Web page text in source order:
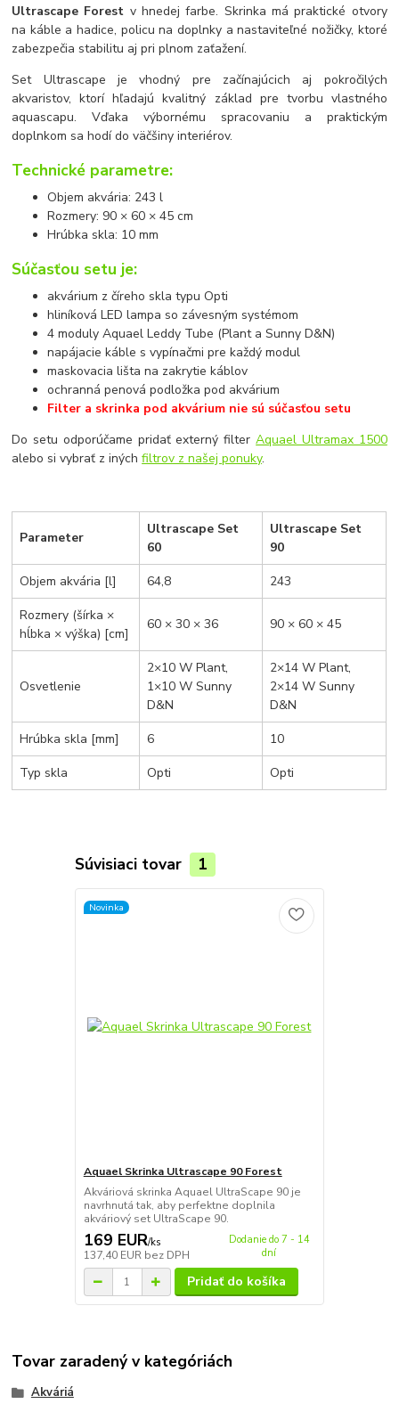
Ultrascape Forest v hnedej farbe. Skrinka má praktické otvory
na káble a hadice, policu na doplnky a nastaviteľné nožičky, ktoré
zabezpečia stabilitu aj pri plnom zaťažení.
Set Ultrascape je vhodný pre začínajúcich aj pokročilých
akvaristov, ktorí hľadajú kvalitný základ pre tvorbu vlastného
aquascapu. Vďaka výbornému spracovaniu a praktickým
doplnkom sa hodí do väčšiny interiérov.
Technické parametre:
Objem akvária: 243 l
Rozmery: 90 × 60 × 45 cm
Hrúbka skla: 10 mm
Súčasťou setu je:
akvárium z číreho skla typu Opti
hliníková LED lampa so závesným systémom
4 moduly Aquael Leddy Tube (Plant a Sunny D&N)
napájacie káble s vypínačmi pre každý modul
maskovacia lišta na zakrytie káblov
ochranná penová podložka pod akvárium
Filter a skrinka pod akvárium nie sú súčasťou setu
Do setu odporúčame pridať externý filterAquael Ultramax 1500
alebo si vybrať z inýchfiltrov z našej ponuky.
Parameter
Ultrascape Set
60
Ultrascape Set
90
Objem akvária [l]
64,8
243
Rozmery (šírka ×
hĺbka × výška) [cm]
60 × 30 × 36 90 × 60 × 45
Osvetlenie
2×10 W Plant,
1×10 W Sunny
D&N
2×14 W Plant,
2×14 W Sunny
D&N
Hrúbka skla [mm]
6
10
Typ skla
Opti Opti
Súvisiaci tovar 1
Novinka
Aquael Skrinka Ultrascape 90 Forest
Akváriová skrinka Aquael UltraScape 90 je
navrhnutá tak, aby perfektne doplnila
akváriový set UltraScape 90.
169 EUR/ks
137,40 EUR bez DPH
Dodanie do 7 - 14
dní
Pridať do košíka
Tovar zaradený v kategóriách
Akváriá